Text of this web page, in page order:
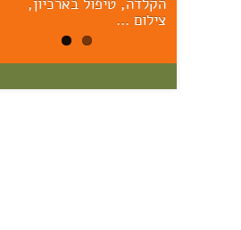
17/7, 11:00 אוצר: מרק יודל
צילום …